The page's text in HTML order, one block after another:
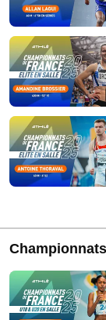
Liévin 2025